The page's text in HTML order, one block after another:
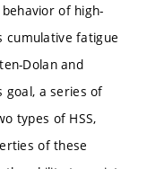
of high-
cumulative fatigue
Dolan and
goal, a series of
types of HSS,
of these